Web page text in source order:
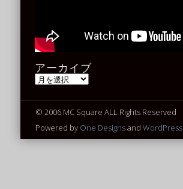
アーカイブ
ア
ー
イ
ブ
© 2006 MC Square ALL Rights Reserved
Powered by One Designsand WordPress